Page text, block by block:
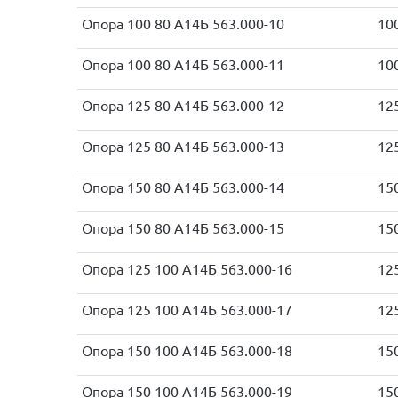
Опора 100 80 А14Б 563.000-10
Опора 100 80 А14Б 563.000-11
Опора 125 80 А14Б 563.000-12
Опора 125 80 А14Б 563.000-13
Опора 150 80 А14Б 563.000-14
Опора 150 80 А14Б 563.000-15
Опора 125 100 А14Б 563.000-16
Опора 125 100 А14Б 563.000-17
Опора 150 100 А14Б 563.000-18
Опора 150 100 А14Б 563.000-19